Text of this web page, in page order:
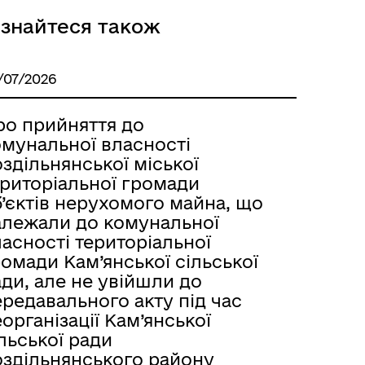
Розклад автобусів Роздільна-
Лиманське
також
2026
прийняття до
власності
міської
громади
нерухомого майна, що
до комунальної
територіальної
Кам’янської сільської
але не увійшли до
акту під час
Кам’янської
ради
району